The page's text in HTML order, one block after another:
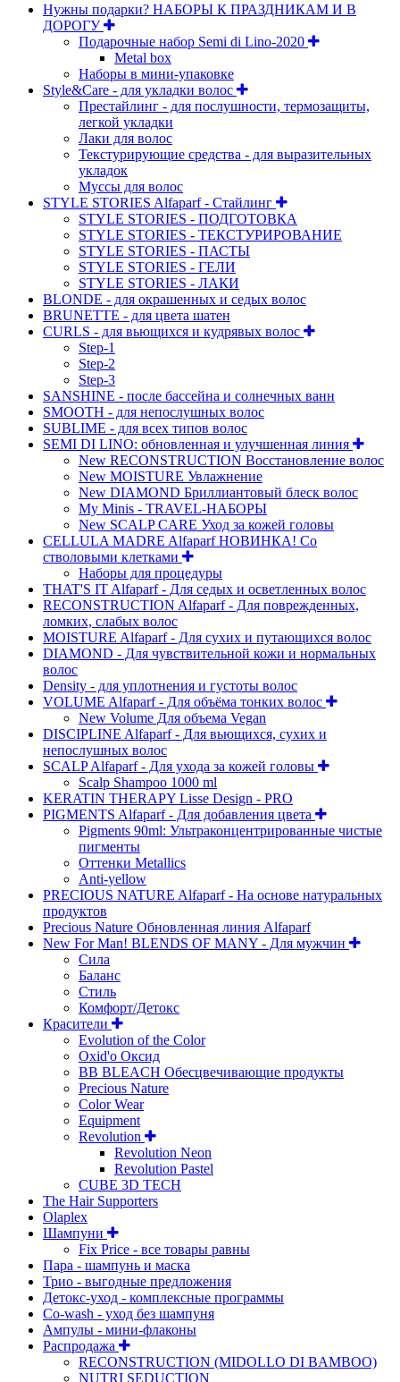
Нужны подарки? НАБОРЫ К ПРАЗДНИКАМ И В
ДОРОГУ
Подарочные набор Semi di Lino-2020
Metal box
Наборы в мини-упаковке
Style&Care - для укладки волос
Престайлинг - для послушности, термозащиты,
легкой укладки
Лаки для волос
Текстурирующие средства - для выразительных
укладок
Муссы для волос
STYLE STORIES Alfaparf - Стайлинг
STYLE STORIES - ПОДГОТОВКА
STYLE STORIES - ТЕКСТУРИРОВАНИЕ
STYLE STORIES - ПАСТЫ
STYLE STORIES - ГЕЛИ
STYLE STORIES - ЛАКИ
BLONDE - для окрашенных и седых волос
BRUNETTE - для цвета шатен
CURLS - для вьющихся и кудрявых волос
Step-1
Step-2
Step-3
SANSHINE - после бассейна и солнечных ванн
SMOOTH - для непослушных волос
SUBLIME - для всех типов волос
SEMI DI LINO: обновленная и улучшенная линия
New RECONSTRUCTION Восстановление волос
New MOISTURE Увлажнение
New DIAMOND Бриллиантовый блеск волос
My Minis - TRAVEL-НАБОРЫ
New SCALP CARE Уход за кожей головы
CELLULA MADRE Alfaparf НОВИНКА! Со
стволовыми клетками
Наборы для процедуры
THAT'S IT Alfaparf - Для седых и осветленных волос
RECONSTRUCTION Alfaparf - Для поврежденных,
ломких, слабых волос
MOISTURE Alfaparf - Для сухих и путающихся волос
DIAMOND - Для чувствительной кожи и нормальных
волос
Density - для уплотнения и густоты волос
VOLUME Alfaparf - Для объёма тонких волос
New Volume Для объема Vegan
DISCIPLINE Alfaparf - Для вьющихся, сухих и
непослушных волос
SCALP Alfaparf - Для ухода за кожей головы
Scalp Shampoo 1000 ml
KERATIN THERAPY Lisse Design - PRO
PIGMENTS Alfaparf - Для добавления цвета
Pigments 90ml: Ультраконцентрированные чистые
пигменты
Оттенки Metallics
Anti-yellow
PRECIOUS NATURE Alfaparf - На основе натуральных
продуктов
Precious Nature Обновленная линия Alfaparf
New For Man! BLENDS OF MANY - Для мужчин
Сила
Баланс
Стиль
Комфорт/Детокс
Красители
Evolution of the Color
Oxid'o Оксид
BB BLEACH Обесцвечивающие продукты
Precious Nature
Color Wear
Equipment
Revolution
Revolution Neon
Revolution Pastel
CUBE 3D TECH
The Hair Supporters
Olaplex
Шампуни
Fix Price - все товары равны
Пара - шампунь и маска
Трио - выгодные предложения
Детокс-уход - комплексные программы
Co-wash - уход без шампуня
Ампулы - мини-флаконы
Распродажа
RECONSTRUCTION (MIDOLLO DI BAMBOO)
NUTRI SEDUCTION